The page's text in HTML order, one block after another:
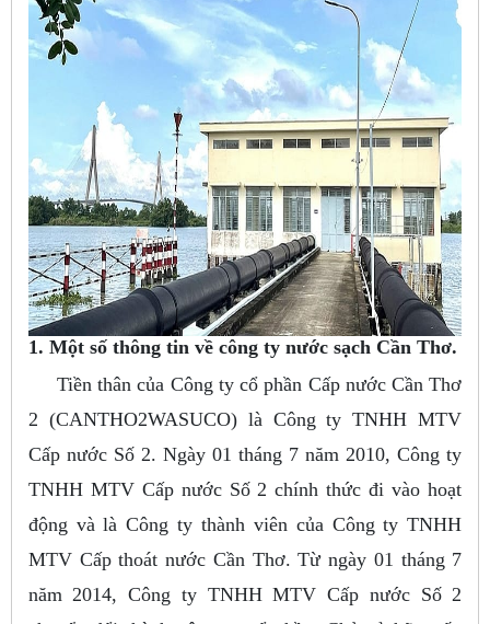
1. Một số thông tin về công ty nước sạch Cần Thơ.
Tiền thân của Công ty cổ phần Cấp nước Cần Thơ
2 (CANTHO2WASUCO) là Công ty TNHH MTV
Cấp nước Số 2. Ngày 01 tháng 7 năm 2010, Công ty
TNHH MTV Cấp nước Số 2 chính thức đi vào hoạt
động và là Công ty thành viên của Công ty TNHH
MTV Cấp thoát nước Cần Thơ. Từ ngày 01 tháng 7
năm 2014, Công ty TNHH MTV Cấp nước Số 2